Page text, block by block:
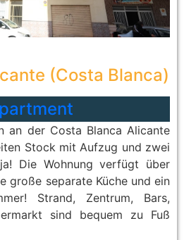
(Costa Blanca)
an der Costa Blanca Alicante
Stock mit Aufzug und zwei
Die Wohnung verfügt über
große separate Küche und ein
Strand, Zentrum, Bars,
sind bequem zu Fuß